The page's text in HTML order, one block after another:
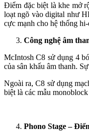
Điểm đặc biệt là khe mở
loạt ngõ vào digital như
cực mạnh cho hệ thống hi-
Công nghệ âm
McIntosh C8 sử dụng 4
của sân khấu âm thanh.
Ngoài ra, C8 sử dụng
biệt là các mẫu
Phono Stage –